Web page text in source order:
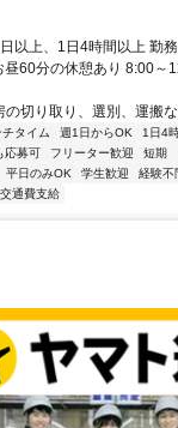
以上、1日4時間以上 勤
昼60分の休憩あり 8:00～
の切り取り、選別、運搬
チタイム 週1日からOK 1日4
応募可 フリーター歓迎 短期
平日のみOK 学生歓迎 経験不
交通費支給